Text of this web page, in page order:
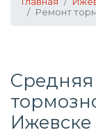
Ремонт
Средняя
Ижевске